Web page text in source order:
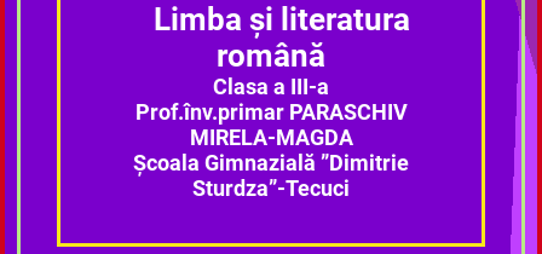
Limba și literatura
română
Clasa a III-a
Prof.înv.primar PARASCHIV
MIRELA-MAGDA
Școala Gimnazială ”Dimitrie
Sturdza”-Tecuci